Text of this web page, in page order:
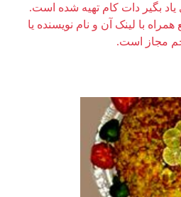
یاد بگیر دات کام تهیه شده است.
همراه با لینک آن و نام نویسنده یا
مجاز است.